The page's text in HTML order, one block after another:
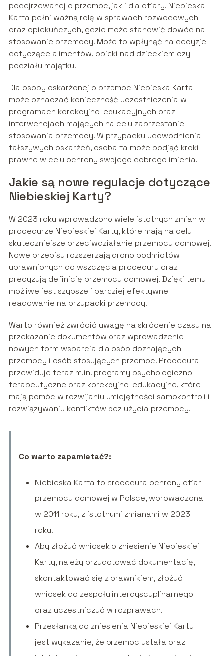
podejrzewanej o przemoc, jak i dla ofiary. Niebieska
Karta pełni ważną rolę w sprawach rozwodowych
oraz opiekuńczych, gdzie może stanowić dowód na
stosowanie przemocy. Może to wpłynąć na decyzje
dotyczące alimentów, opieki nad dzieckiem czy
podziału majątku.
Dla osoby oskarżonej o przemoc Niebieska Karta
może oznaczać konieczność uczestniczenia w
programach korekcyjno-edukacyjnych oraz
interwencjach mających na celu zaprzestanie
stosowania przemocy. W przypadku udowodnienia
fałszywych oskarżeń, osoba ta może podjąć kroki
prawne w celu ochrony swojego dobrego imienia.
Jakie są nowe regulacje dotyczące
Niebieskiej Karty?
W 2023 roku wprowadzono wiele istotnych zmian w
procedurze Niebieskiej Karty, które mają na celu
skuteczniejsze przeciwdziałanie przemocy domowej.
Nowe przepisy rozszerzają grono podmiotów
uprawnionych do wszczęcia procedury oraz
precyzują definicję przemocy domowej. Dzięki temu
możliwe jest szybsze i bardziej efektywne
reagowanie na przypadki przemocy.
Warto również zwrócić uwagę na skrócenie czasu na
przekazanie dokumentów oraz wprowadzenie
nowych form wsparcia dla osób doznających
przemocy i osób stosujących przemoc. Procedura
przewiduje teraz m.in. programy psychologiczno-
terapeutyczne oraz korekcyjno-edukacyjne, które
mają pomóc w rozwijaniu umiejętności samokontroli i
rozwiązywaniu konfliktów bez użycia przemocy.
Co warto zapamietać?:
Niebieska Karta to procedura ochrony ofiar
przemocy domowej w Polsce, wprowadzona
w 2011 roku, z istotnymi zmianami w 2023
roku.
Aby złożyć wniosek o zniesienie Niebieskiej
Karty, należy przygotować dokumentację,
skontaktować się z prawnikiem, złożyć
wniosek do zespołu interdyscyplinarnego
oraz uczestniczyć w rozprawach.
Przesłanką do zniesienia Niebieskiej Karty
jest wykazanie, że przemoc ustała oraz